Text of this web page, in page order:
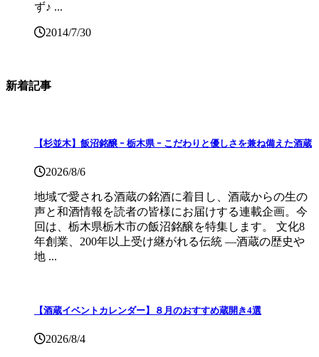
ず♪ ...
2014/7/30
新着記事
【杉並木】飯沼銘醸 ｰ 栃木県 ｰ こだわりと優しさを兼ね備えた酒蔵
2026/8/6
地域で愛される酒蔵の銘酒に着目し、酒蔵からの生の
声と和酒情報を読者の皆様にお届けする連載企画。今
回は、栃木県栃木市の飯沼銘醸を特集します。 文化8
年創業、200年以上受け継がれる伝統 ―酒蔵の歴史や
地 ...
【酒蔵イベントカレンダー】８月のおすすめ蔵開き4選
2026/8/4